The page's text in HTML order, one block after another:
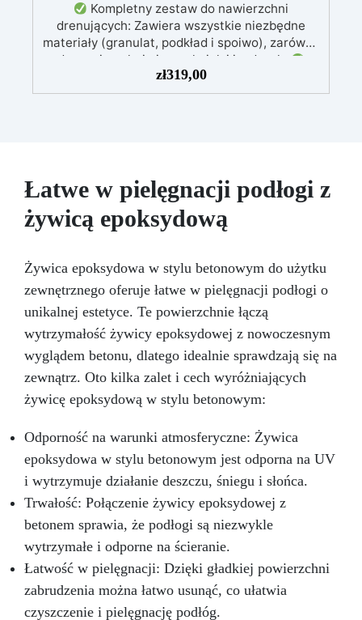
Kompletny zestaw do nawierzchni
drenujących: Zawiera wszystkie niezbędne
materiały (granulat, podkład i spoiwo), zarówno
do powierzchni pieszych, jak i jezdnych.
Łatwy w aplikacji: Szczegółowe instrukcje
zapewniają doskonałe rezultaty, nawet bez
naprawczych, w zaledwie 24 godziny.
Wszechstronny i personalizowany: Nadaje się
do betonu, cementu, starych nawierzchni i
ziemi utwardzonej (po wcześniejszej
czasu: Nowoczesne żywice gwarantują
odporność na ścieranie i stabilność koloru
przez wiele lat.
zł319,00
Łatwe w pielęgnacji podłogi z
żywicą epoksydową
Żywica epoksydowa w stylu betonowym do użytku
zewnętrznego oferuje łatwe w pielęgnacji podłogi o
unikalnej estetyce. Te powierzchnie łączą
wytrzymałość żywicy epoksydowej z nowoczesnym
wyglądem betonu, dlatego idealnie sprawdzają się na
zewnątrz. Oto kilka zalet i cech wyróżniających
żywicę epoksydową w stylu betonowym:
Odporność na warunki atmosferyczne: Żywica
epoksydowa w stylu betonowym jest odporna na UV
i wytrzymuje działanie deszczu, śniegu i słońca.
Trwałość: Połączenie żywicy epoksydowej z
betonem sprawia, że podłogi są niezwykle
wytrzymałe i odporne na ścieranie.
Łatwość w pielęgnacji: Dzięki gładkiej powierzchni
zabrudzenia można łatwo usunąć, co ułatwia
czyszczenie i pielęgnację podłóg.